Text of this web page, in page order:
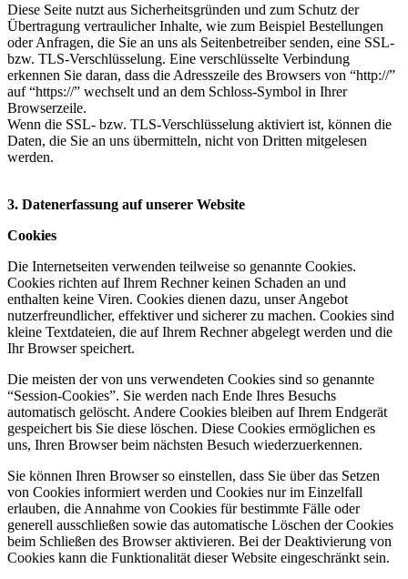
Diese Seite nutzt aus Sicherheitsgründen und zum Schutz der
Übertragung vertraulicher Inhalte, wie zum Beispiel Bestellungen
oder Anfragen, die Sie an uns als Seitenbetreiber senden, eine SSL-
bzw. TLS-Verschlüsselung. Eine verschlüsselte Verbindung
erkennen Sie daran, dass die Adresszeile des Browsers von “http://”
auf “https://” wechselt und an dem Schloss-Symbol in Ihrer
Browserzeile.
Wenn die SSL- bzw. TLS-Verschlüsselung aktiviert ist, können die
Daten, die Sie an uns übermitteln, nicht von Dritten mitgelesen
werden.
3. Datenerfassung auf unserer Website
Cookies
Die Internetseiten verwenden teilweise so genannte Cookies.
Cookies richten auf Ihrem Rechner keinen Schaden an und
enthalten keine Viren. Cookies dienen dazu, unser Angebot
nutzerfreundlicher, effektiver und sicherer zu machen. Cookies sind
kleine Textdateien, die auf Ihrem Rechner abgelegt werden und die
Ihr Browser speichert.
Die meisten der von uns verwendeten Cookies sind so genannte
“Session-Cookies”. Sie werden nach Ende Ihres Besuchs
automatisch gelöscht. Andere Cookies bleiben auf Ihrem Endgerät
gespeichert bis Sie diese löschen. Diese Cookies ermöglichen es
uns, Ihren Browser beim nächsten Besuch wiederzuerkennen.
Sie können Ihren Browser so einstellen, dass Sie über das Setzen
von Cookies informiert werden und Cookies nur im Einzelfall
erlauben, die Annahme von Cookies für bestimmte Fälle oder
generell ausschließen sowie das automatische Löschen der Cookies
beim Schließen des Browser aktivieren. Bei der Deaktivierung von
Cookies kann die Funktionalität dieser Website eingeschränkt sein.